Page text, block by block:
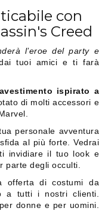
con
Creed
l’eroe del party e
tuoi amici e ti farà
ispirato a
di molti accessori e
personale avventura
al più forte. Vedrai
invidiare il tuo look e
parte degli occulti.
offerta di costumi da
a tutti i nostri clienti.
donne e per uomini.